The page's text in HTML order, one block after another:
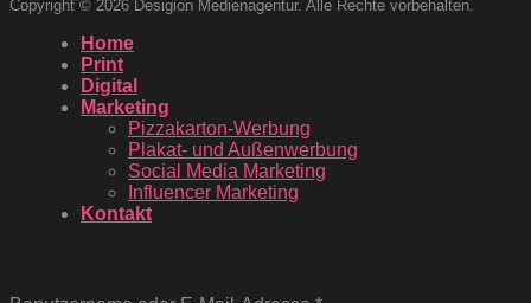
Copyright © 2026 Desigion Medienagentur. Alle Rechte vorbehalten.
Home
Print
Digital
Marketing
Pizzakarton-Werbung
Plakat- und Außenwerbung
Social Media Marketing
Influencer Marketing
Kontakt